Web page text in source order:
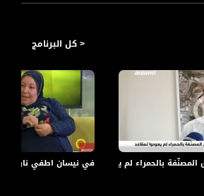
על כך?
< كل البرنامج
في نيسان اطفي نارك.. وافتحبالحمراء لم يعودوا لمقاعد الدراسة حرب